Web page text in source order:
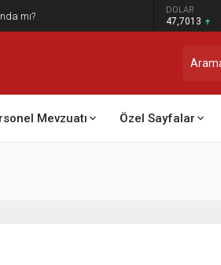
mı? DOLAR
47,7013
Mevzuatı Özel Sayfalar